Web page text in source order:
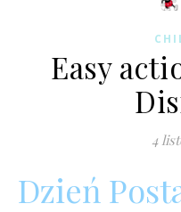
Easy
4
Dzień